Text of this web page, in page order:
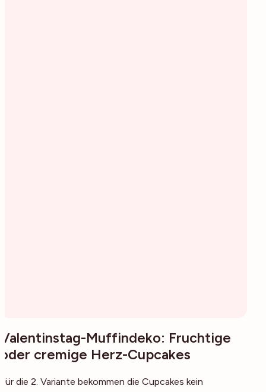
Valentinstag-Muffindeko: Fruchtige
oder cremige Herz-Cupcakes
Für die 2. Variante bekommen die Cupcakes kein